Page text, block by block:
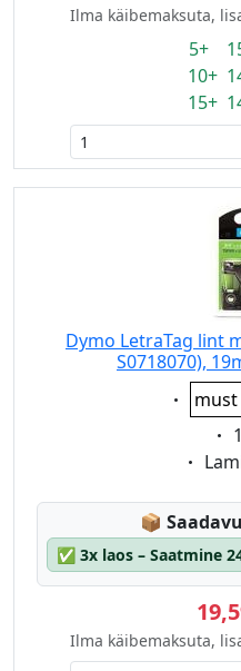
Ilma käibemaksuta,
5+
10+
15+
Dymo LetraTag lint
S0718070),
must
📦
✅ 3x laos – Saatmine
Ilma käibemaksuta,